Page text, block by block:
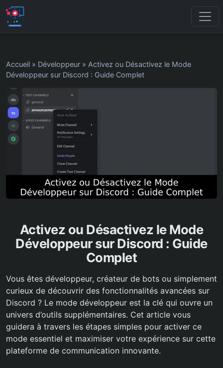
Accueil » Développeur » Activez ou Désactivez le Mode
Développeur sur Discord : Guide Complet
Activez ou Désactivez le Mode
Développeur sur Discord : Guide
Complet
Vous êtes développeur, créateur de bots ou simplement
curieux de découvrir des fonctionnalités avancées sur
Discord ? Le mode développeur est la clé qui ouvre un
univers d’outils supplémentaires. Cet article vous
guidera à travers les étapes simples pour activer ce
mode essentiel et maximiser votre expérience sur cette
plateforme de communication innovante.